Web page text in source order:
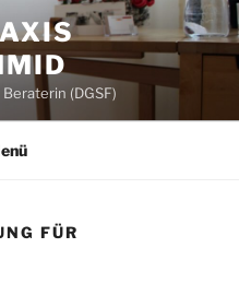
(DGSF)
FÜR